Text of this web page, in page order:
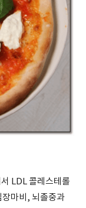
LDL 콜레스테롤
장마비, 뇌졸중과